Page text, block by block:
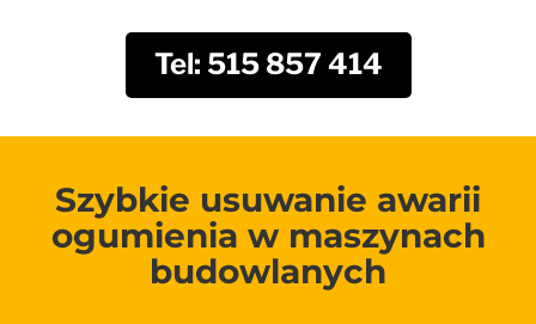
Tel: 515 857 414
Szybkie usuwanie awarii
ogumienia w maszynach
budowlanych